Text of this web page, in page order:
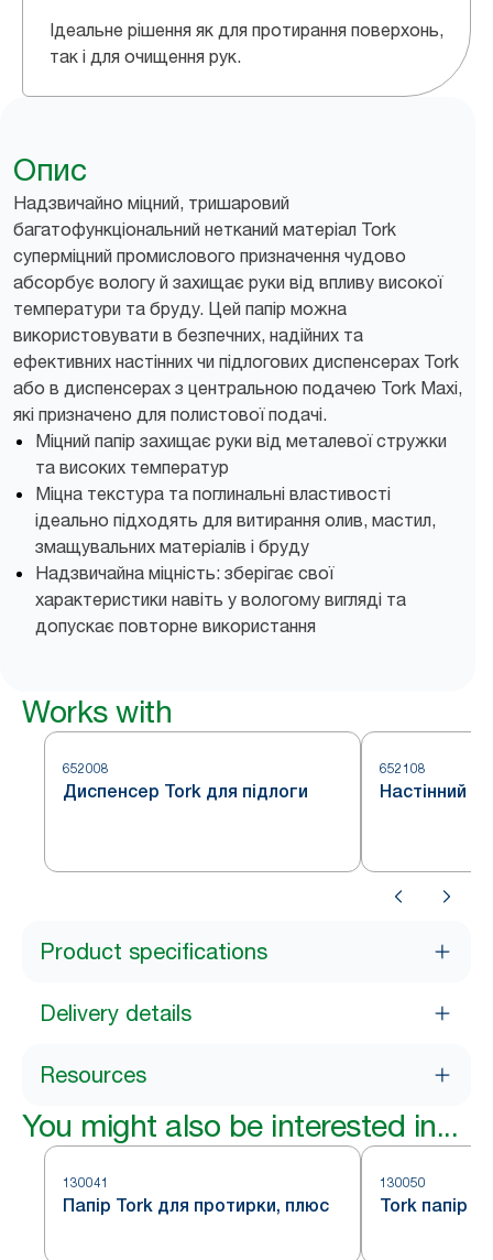
Ідеальне рішення як для протирання поверхонь,
так і для очищення рук.
Опис
Надзвичайно міцний, тришаровий
багатофункціональний нетканий матеріал Tork
суперміцний промислового призначення чудово
абсорбує вологу й захищає руки від впливу високої
температури та бруду. Цей папір можна
використовувати в безпечних, надійних та
ефективних настінних чи підлогових диспенсерах Tork
або в диспенсерах з центральною подачею Tork Maxi,
які призначено для полистової подачі.
Міцний папір захищає руки від металевої стружки
та високих температур
Міцна текстура та поглинальні властивості
ідеально підходять для витирання олив, мастил,
змащувальних матеріалів і бруду
Надзвичайна міцність: зберігає свої
характеристики навіть у вологому вигляді та
допускає повторне використання
Works with
652008
Диспенсер Tork для підлоги
652108
Настінний
Product specifications
Delivery details
Resources
You might also be interested in...
130041
Папір Tork для протирки, плюс
130050
Tork папір